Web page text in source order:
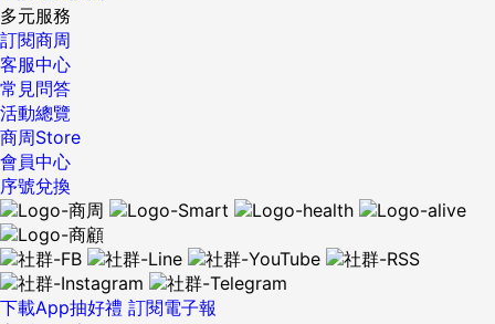
多元服務
訂閱商周
客服中心
常見問答
活動總覽
商周Store
會員中心
序號兌換
下載App抽好禮 訂閱電子報